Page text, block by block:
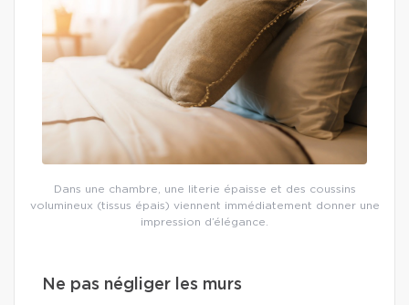
Dans une chambre, une literie épaisse et des coussins
volumineux (tissus épais) viennent immédiatement donner une
impression d’élégance.
Ne pas négliger les murs